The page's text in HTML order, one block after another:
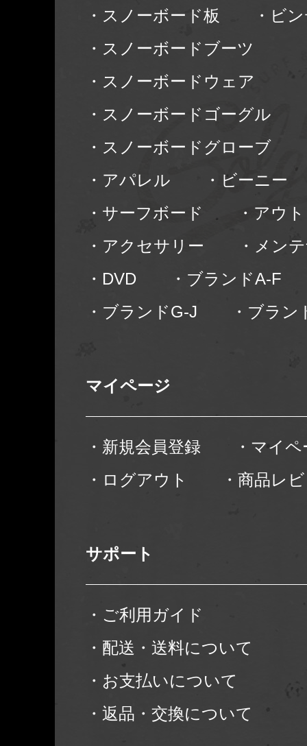
・スノーボード板
・ビ
・スノーボードブーツ
・スノーボードウェア
・スノーボードゴーグル
・スノーボードグローブ
・アパレル
・ビーニー
・サーフボード
・アウ
・アクセサリー
・メン
・DVD
・ブランドA-F
・ブランドG-J
・ブラン
マイページ
・新規会員登録
・マイ
・ログアウト
・商品レ
サポート
・ご利用ガイド
・配送・送料について
・お支払いについて
・返品・交換について